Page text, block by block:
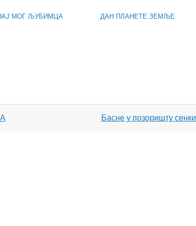
МОГ ЉУБИМЦА ДАН ПЛАНЕТЕ ЗЕМЉЕ
Басне у позоришту сенки